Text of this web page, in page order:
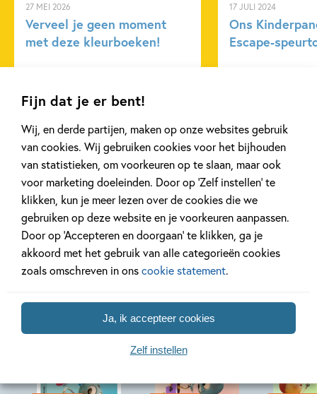
Fijn dat je er bent!
Wij, en derde partijen, maken op onze websites gebruik
van cookies. Wij gebruiken cookies voor het bijhouden
van statistieken, om voorkeuren op te slaan, maar ook
voor marketing doeleinden. Door op ‘Zelf instellen’ te
klikken, kun je meer lezen over de cookies die we
gebruiken op deze website en je voorkeuren aanpassen.
Door op ‘Accepteren en doorgaan’ te klikken, ga je
akkoord met het gebruik van alle categorieën cookies
zoals omschreven in onscookie statement.
Ja, ik accepteer cookies
Zelf instellen
27 MEI 2026
Verveel je geen moment
met deze kleurboeken!
Lees meer
17 JULI 2024
Ons
Escape-
Bekijk alle artikelen
Bekijk ook eens